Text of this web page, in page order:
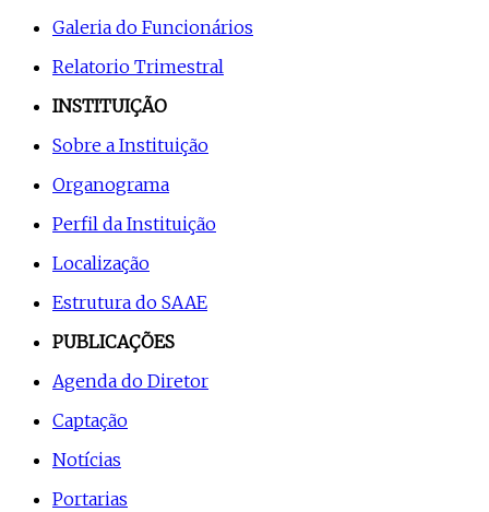
Galeria do Funcionários
Relatorio Trimestral
INSTITUIÇÃO
Sobre a Instituição
Organograma
Perfil da Instituição
Localização
Estrutura do SAAE
PUBLICAÇÕES
Agenda do Diretor
Captação
Notícias
Portarias